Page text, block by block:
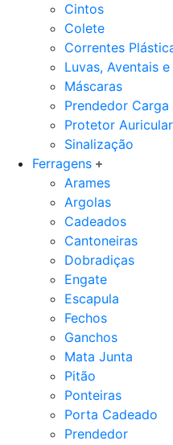
Cintos
Colete
Correntes
Luvas, Aventais
Máscaras
Prendedor Carga
Protetor Auricular
Sinalização
Ferragens
Arames
Argolas
Cadeados
Cantoneiras
Dobradiças
Engate
Escapula
Fechos
Ganchos
Mata Junta
Pitão
Ponteiras
Porta Cadeado
Prendedor